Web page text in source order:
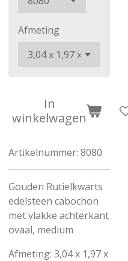
Afmeting
In
winkelwagen
Artikelnummer: 8080
Gouden Rutielkwarts
edelsteen cabochon
met vlakke achterkant
ovaal, medium
Afmeting: 3,04 x 1,97 x